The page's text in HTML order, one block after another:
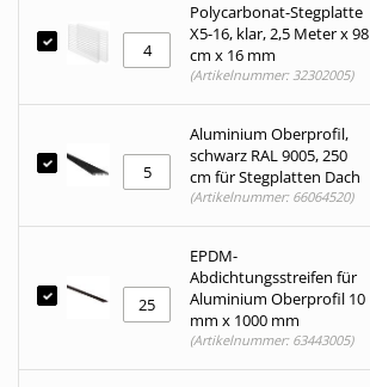
Polycarbonat-Stegplatte
X5-16, klar, 2,5 Meter x 98
cm x 16 mm
(Artikelnummer: 32302005)
Aluminium Oberprofil,
schwarz RAL 9005, 250
cm für Stegplatten Dach
(Artikelnummer: 66064520)
EPDM-
Abdichtungsstreifen für
Aluminium Oberprofil 10
mm x 1000 mm
(Artikelnummer: 63443005)